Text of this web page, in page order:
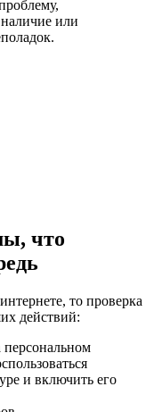
или
что
то проверка
действий:
и включить его